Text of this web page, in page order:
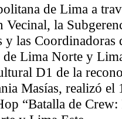
de Lima a
Vecinal, la
y las Coordinadoras
Lima Norte y
D1 de la
Masías, realizó el
“Batalla de